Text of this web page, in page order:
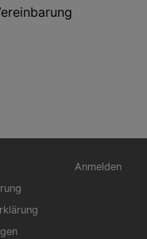
Anmelden